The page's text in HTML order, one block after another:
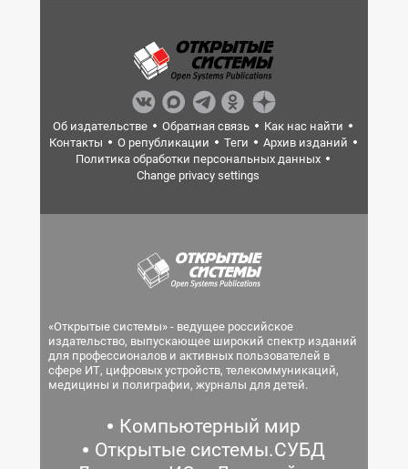
Об издательстве Обратная связь
Как нас найти
Контакты
О републикации Теги
Архив изданий
Политика обработки персональных данных
Change privacy settings
«Открытые системы» - ведущее российское
издательство, выпускающее широкий спектр изданий
для профессионалов и активных пользователей в
сфере ИТ, цифровых устройств, телекоммуникаций,
медицины и полиграфии, журналы для детей.
Компьютерный мир
Открытые системы.СУБД